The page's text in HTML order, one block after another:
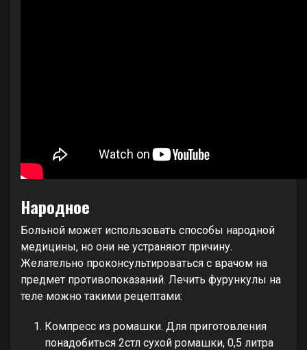
Народное
Больной может использовать способы народной
медицины, но они не устраняют причину.
Желательно проконсультироваться с врачом на
предмет противопоказаний. Лечить фурункулы на
теле можно такими рецептами:
Компресс из ромашки. Для приготовления
понадобиться 2стл сухой ромашки, 0,5 литра